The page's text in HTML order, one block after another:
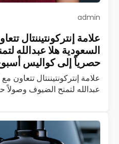
admin
علامة إنتركونتيننتال
السعودية هلا عبدالله
حصرياً إلى كواليس
علامة إنتركونتيننتال تتعاون
عبدالله لتمنح الضيوف